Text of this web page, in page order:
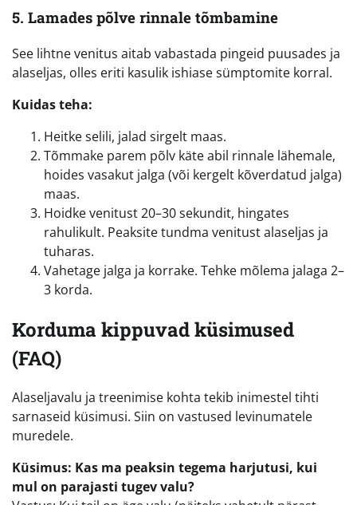
5. Lamades põlve rinnale tõmbamine
See lihtne venitus aitab vabastada pingeid puusades ja
alaseljas, olles eriti kasulik ishiase sümptomite korral.
Kuidas teha:
Heitke selili, jalad sirgelt maas.
Tõmmake parem põlv käte abil rinnale lähemale,
hoides vasakut jalga (või kergelt kõverdatud jalga)
maas.
Hoidke venitust 20–30 sekundit, hingates
rahulikult. Peaksite tundma venitust alaseljas ja
tuharas.
Vahetage jalga ja korrake. Tehke mõlema jalaga 2–
3 korda.
Korduma kippuvad küsimused
(FAQ)
Alaseljavalu ja treenimise kohta tekib inimestel tihti
sarnaseid küsimusi. Siin on vastused levinumatele
muredele.
Küsimus: Kas ma peaksin tegema harjutusi, kui
mul on parajasti tugev valu?